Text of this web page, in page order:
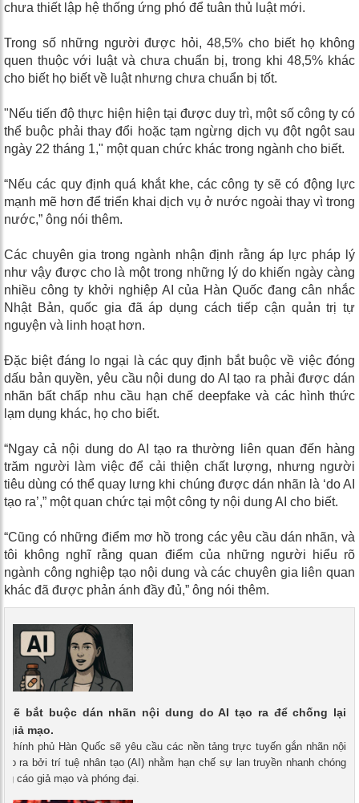
chưa thiết lập hệ thống ứng phó để tuân thủ luật mới.
Trong số những người được hỏi, 48,5% cho biết họ không
quen thuộc với luật và chưa chuẩn bị, trong khi 48,5% khác
cho biết họ biết về luật nhưng chưa chuẩn bị tốt.
"Nếu tiến độ thực hiện hiện tại được duy trì, một số công ty có
thể buộc phải thay đổi hoặc tạm ngừng dịch vụ đột ngột sau
ngày 22 tháng 1," một quan chức khác trong ngành cho biết.
“Nếu các quy định quá khắt khe, các công ty sẽ có động lực
mạnh mẽ hơn để triển khai dịch vụ ở nước ngoài thay vì trong
nước,” ông nói thêm.
Các chuyên gia trong ngành nhận định rằng áp lực pháp lý
như vậy được cho là một trong những lý do khiến ngày càng
nhiều công ty khởi nghiệp AI của Hàn Quốc đang cân nhắc
Nhật Bản, quốc gia đã áp dụng cách tiếp cận quản trị tự
nguyện và linh hoạt hơn.
Đặc biệt đáng lo ngại là các quy định bắt buộc về việc đóng
dấu bản quyền, yêu cầu nội dung do AI tạo ra phải được dán
nhãn bất chấp nhu cầu hạn chế deepfake và các hình thức
lạm dụng khác, họ cho biết.
“Ngay cả nội dung do AI tạo ra thường liên quan đến hàng
trăm người làm việc để cải thiện chất lượng, nhưng người
tiêu dùng có thể quay lưng khi chúng được dán nhãn là ‘do AI
tạo ra’,” một quan chức tại một công ty nội dung AI cho biết.
“Cũng có những điểm mơ hồ trong các yêu cầu dán nhãn, và
tôi không nghĩ rằng quan điểm của những người hiểu rõ
ngành công nghiệp tạo nội dung và các chuyên gia liên quan
khác đã được phản ánh đầy đủ,” ông nói thêm.
sẽ bắt buộc dán nhãn nội dung do AI tạo ra để chống lại
giả mạo.
Chính phủ Hàn Quốc sẽ yêu cầu các nền tảng trực tuyến gắn nhãn nội
ra bởi trí tuệ nhân tạo (AI) nhằm hạn chế sự lan truyền nhanh chóng
cáo giả mạo và phóng đại.